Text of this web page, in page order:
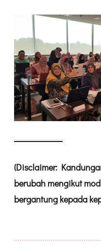
(Disclaimer:
berubah mengikut
bergantung kepada